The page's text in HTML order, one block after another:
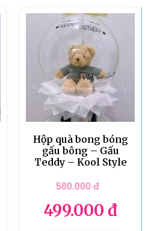
Hộp quà bong bóng
gấu bông – Gấu
Teddy – Kool Style
580.000đ
499.000 đ